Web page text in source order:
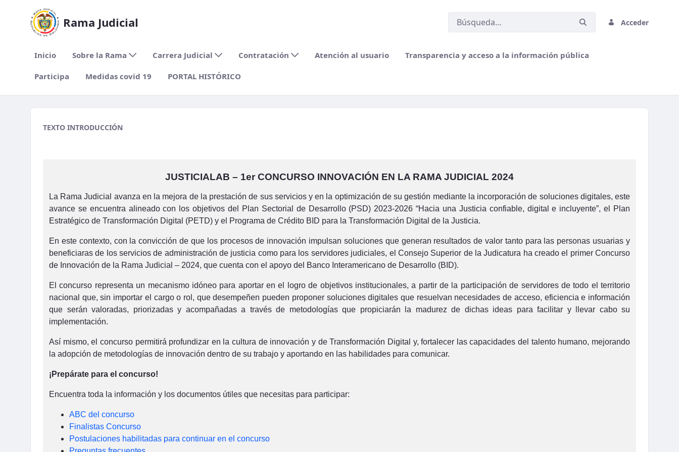
Rama Judicial Acceder
Inicio Sobre la Rama Carrera Judicial Contratación Atención al usuario Transparencia y acceso a la información pública
Participa Medidas covid 19 PORTAL HISTÓRICO
01 Banner Encuesta percepción RdC.jpg
TEXTO INTRODUCCIÓN
JUSTICIALAB – 1er CONCURSO INNOVACIÓN EN LA RAMA JUDICIAL 2024
La Rama Judicial avanza en la mejora de la prestación de sus servicios y en la optimización de su gestión mediante la incorporación de soluciones digitales, este
avance se encuentra alineado con los objetivos del Plan Sectorial de Desarrollo (PSD) 2023-2026 “Hacia una Justicia confiable, digital e incluyente”, el Plan
Estratégico de Transformación Digital (PETD) y el Programa de Crédito BID para la Transformación Digital de la Justicia.
En este contexto, con la convicción de que los procesos de innovación impulsan soluciones que generan resultados de valor tanto para las personas usuarias y
beneficiaras de los servicios de administración de justicia como para los servidores judiciales, el Consejo Superior de la Judicatura ha creado el primer Concurso
de Innovación de la Rama Judicial – 2024, que cuenta con el apoyo del Banco Interamericano de Desarrollo (BID).
El concurso representa un mecanismo idóneo para aportar en el logro de objetivos institucionales, a partir de la participación de servidores de todo el territorio
nacional que, sin importar el cargo o rol, que desempeñen pueden proponer soluciones digitales que resuelvan necesidades de acceso, eficiencia e información
que serán valoradas, priorizadas y acompañadas a través de metodologías que propiciarán la madurez de dichas ideas para facilitar y llevar cabo su
implementación.
Así mismo, el concurso permitirá profundizar en la cultura de innovación y de Transformación Digital y, fortalecer las capacidades del talento humano, mejorando
la adopción de metodologías de innovación dentro de su trabajo y aportando en las habilidades para comunicar.
¡Prepárate para el concurso!
Encuentra toda la información y los documentos útiles que necesitas para participar:
ABC del concurso
Finalistas Concurso
Postulaciones habilitadas para continuar en el concurso